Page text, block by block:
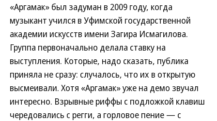
«Аргамак» был задуман в 2009 году, когда
музыкант учился в Уфимской государственной
академии искусств имени Загира Исмагилова.
Группа первоначально делала ставку на
выступления. Которые, надо сказать, публика
приняла не сразу: случалось, что их в открытую
высмеивали. Хотя «Аргамак» уже на демо звучал
интересно. Взрывные риффы с подложкой клавиш
чередовались с регги, а горловое пение — с